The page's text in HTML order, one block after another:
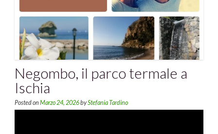
Negombo, il parco termale a
Ischia
Posted on Marzo 24, 2026byStefania Tardino